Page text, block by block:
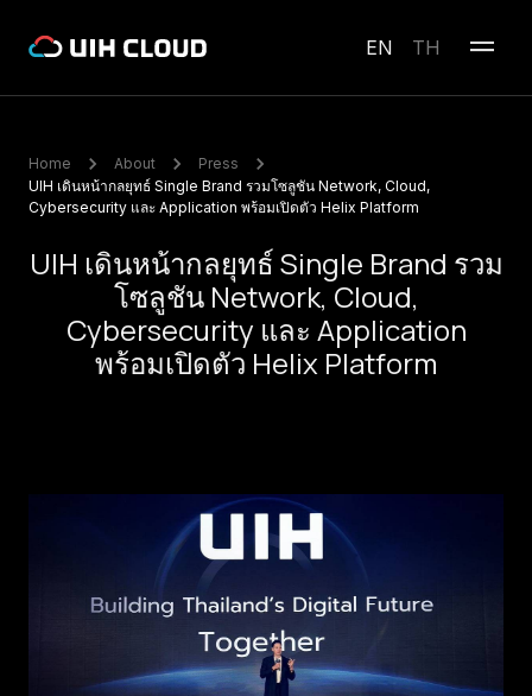
EN TH
Home About
Press
UIH เดินหน้ากลยุทธ์ Single Brand รวมโซลูชัน Network, Cloud,
Cybersecurity และ Application พร้อมเปิดตัว Helix Platform
UIH เดินหน้ากลยุทธ์ Single Brand รวม
โซลูชัน Network, Cloud,
Cybersecurity และ Application
พร้อมเปิดตัว Helix Platform